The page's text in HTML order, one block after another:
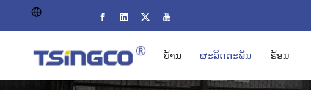
ບ້ານ ຜະລິດຕະພັນ ຮ້ອນ